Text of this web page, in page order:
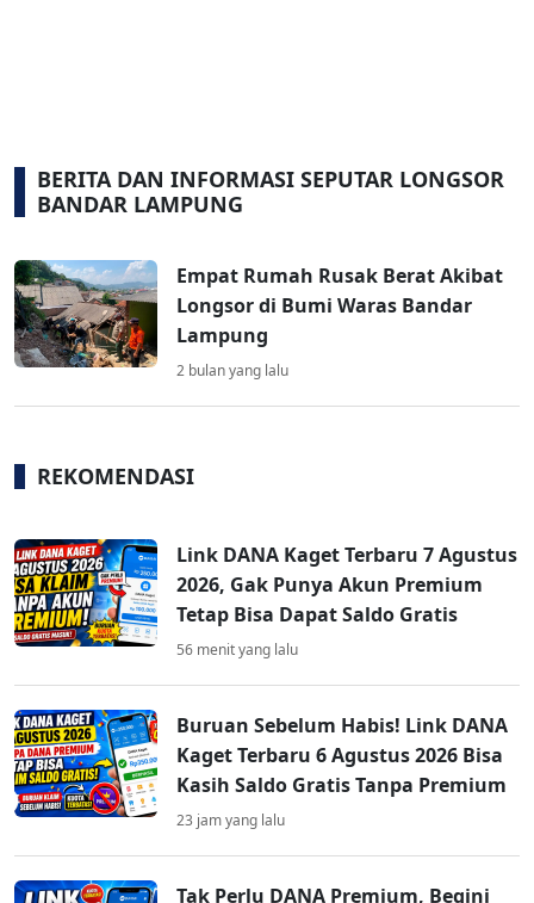
BERITA DAN INFORMASI SEPUTAR LONGSOR
BANDAR LAMPUNG
Empat Rumah Rusak Berat Akibat
Longsor di Bumi Waras Bandar
Lampung
2 bulan yang lalu
REKOMENDASI
Link DANA Kaget Terbaru 7 Agustus
2026, Gak Punya Akun Premium
Tetap Bisa Dapat Saldo Gratis
56 menit yang lalu
Buruan Sebelum Habis! Link DANA
Kaget Terbaru 6 Agustus 2026 Bisa
Kasih Saldo Gratis Tanpa Premium
23 jam yang lalu
Tak Perlu DANA Premium, Begini